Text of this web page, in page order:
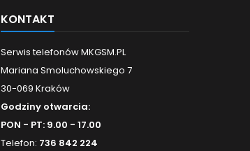
KONTAKT
Serwis telefonów MKGSM.PL
Mariana Smoluchowskiego 7
30-069 Kraków
Godziny otwarcia:
PON - PT: 9.00 - 17.00
Telefon: 736 842 224